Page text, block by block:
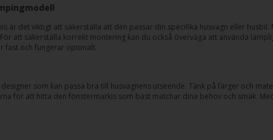
är det viktigt att säkerställa att den passar din specifika husvagn eller
att säkerställa korrekt montering kan du också överväga att använda
fast och fungerar optimalt.
som kan passa bra till husvagnens utseende. Tänk på färger och
för att hitta den fönstermarkis som bäst matchar dina behov och smak.